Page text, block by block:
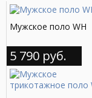
Мужское поло WH
5 790 руб.